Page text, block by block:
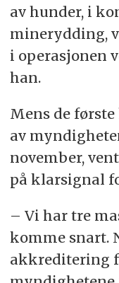
av hunder, i
minerydding,
i operasjonen
han.
Mens de
av
november,
på klarsignal
– Vi har tre
komme snart.
akkreditering